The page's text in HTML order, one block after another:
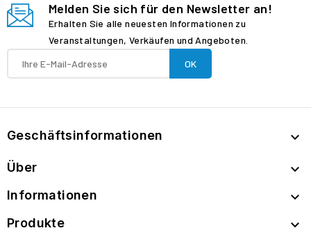
Melden Sie sich für den Newsletter an!
Erhalten Sie alle neuesten Informationen zu
Veranstaltungen, Verkäufen und Angeboten.
Geschäftsinformationen 
Über 
Informationen 
Produkte 